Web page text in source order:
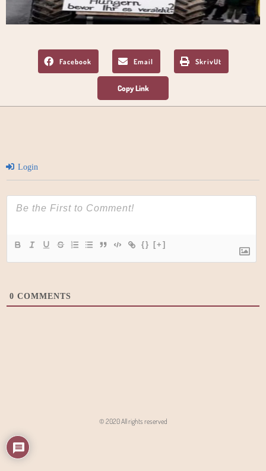
Facebook Email SkrivUt
Login
{} [+]
0 COMMENTS
© 2020 All rights reserved